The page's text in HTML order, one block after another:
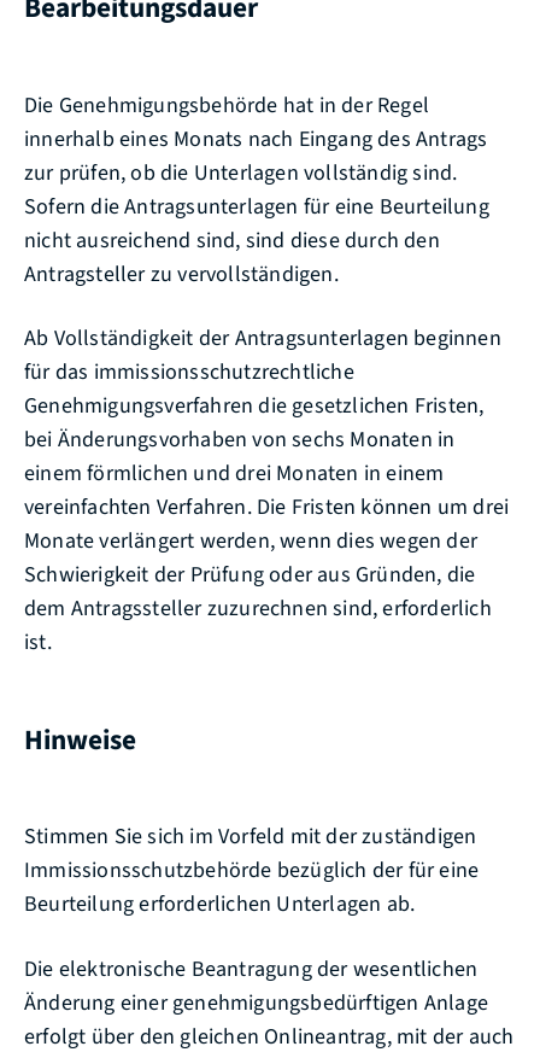
Bearbeitungsdauer
Die Genehmigungsbehörde hat in der Regel
innerhalb eines Monats nach Eingang des Antrags
zur prüfen, ob die Unterlagen vollständig sind.
Sofern die Antragsunterlagen für eine Beurteilung
nicht ausreichend sind, sind diese durch den
Antragsteller zu vervollständigen.
Ab Vollständigkeit der Antragsunterlagen beginnen
für das immissionsschutzrechtliche
Genehmigungsverfahren die gesetzlichen Fristen,
bei Änderungsvorhaben von sechs Monaten in
einem förmlichen und drei Monaten in einem
vereinfachten Verfahren. Die Fristen können um drei
Monate verlängert werden, wenn dies wegen der
Schwierigkeit der Prüfung oder aus Gründen, die
dem Antragssteller zuzurechnen sind, erforderlich
ist.
Hinweise
Stimmen Sie sich im Vorfeld mit der zuständigen
Immissionsschutzbehörde bezüglich der für eine
Beurteilung erforderlichen Unterlagen ab.
Die elektronische Beantragung der wesentlichen
Änderung einer genehmigungsbedürftigen Anlage
erfolgt über den gleichen Onlineantrag, mit der auch